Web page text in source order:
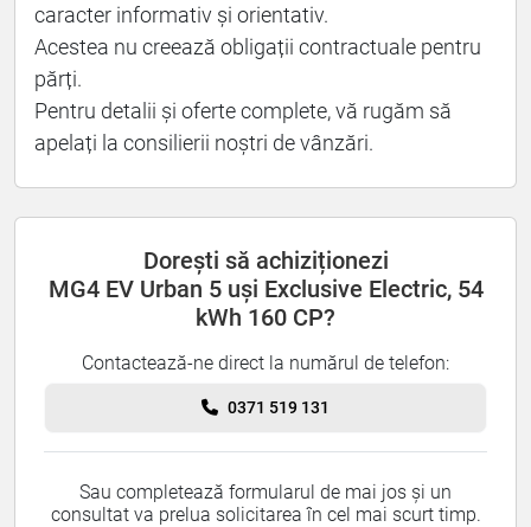
caracter informativ și orientativ.
Acestea nu creează obligații contractuale pentru
părți.
Pentru detalii și oferte complete, vă rugăm să
apelați la consilierii noștri de vânzări.
Dorești să achiziționezi
MG4 EV Urban 5 uși Exclusive Electric, 54
kWh 160 CP?
Contactează-ne direct la numărul de telefon:
0371 519 131
Sau completează formularul de mai jos și un
consultat va prelua solicitarea în cel mai scurt timp.